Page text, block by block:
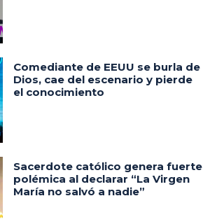
Comediante de EEUU se burla de
Dios, cae del escenario y pierde
el conocimiento
Sacerdote católico genera fuerte
polémica al declarar “La Virgen
María no salvó a nadie”